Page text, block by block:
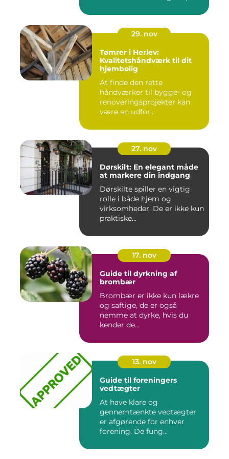
29. nov
Tømrer i Herlev:
Kvalitetshåndværk til dit
hjembolig
At finde den rette
håndværker til bygge- og
renoveringsprojekter kan
være en udfor...
27. nov
Dørskilt: En elegant måde
at markere din indgang
Dørskilte spiller en vigtig
rolle i både hjem og
virksomheder. De er ikke kun
praktiske...
17. nov
Guide til dyrkning af
brombær
Brombær er ikke kun lækre
og saftige, de er også
nemme at dyrke, hvis du
kender de...
13. nov
Guide til foreningers
vedtægter
At have klare og
gennemtænkte vedtægter
er afgørende for enhver
forening. De fung...